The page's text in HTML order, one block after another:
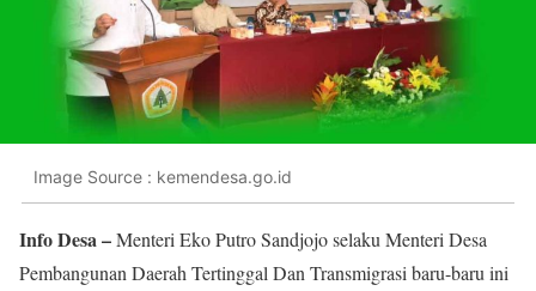
Image Source : kemendesa.go.id
Info Desa –Menteri Eko Putro Sandjojo selaku Menteri Desa
Pembangunan Daerah Tertinggal Dan Transmigrasi baru-baru ini